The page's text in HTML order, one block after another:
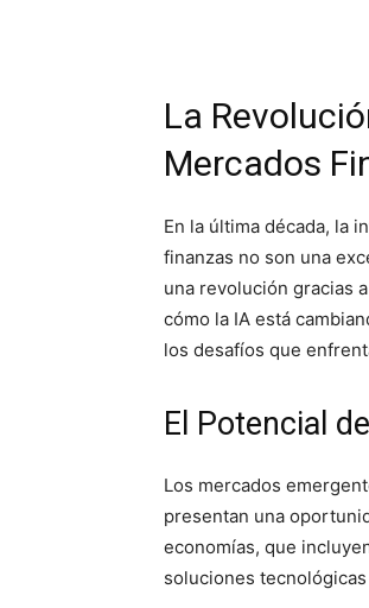
La
Mercados
En la última década, la
finanzas no son una
una revolución gracias
cómo la IA está
los desafíos que
El Potencial
Los mercados
presentan una
economías, que
soluciones